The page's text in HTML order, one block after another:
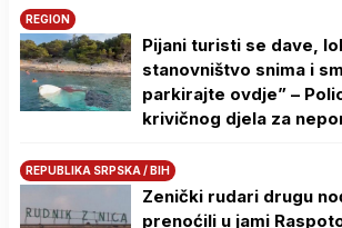
REGION
Pijani turisti se dave,
stanovništvo snima i
parkirajte ovdje” –
krivičnog djela za
REPUBLIKA SRPSKA / BIH
Zenički rudari drugu
prenoćili u jami